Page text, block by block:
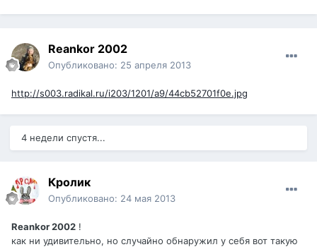
Reankor 2002
Опубликовано: 25 апреля 2013
http://s003.radikal.ru/i203/1201/a9/44cb52701f0e.jpg
4 недели спустя...
Кролик
Опубликовано: 24 мая 2013
Reankor 2002 !
как ни удивительно, но случайно обнаружил у себя вот такую